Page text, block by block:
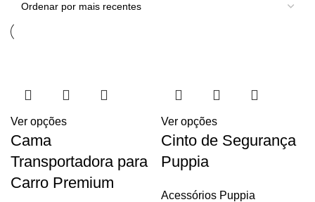
Ver opções
Cama
Transportadora para
Carro Premium
Ver opções
Cinto de Segurança
Puppia
Acessórios Puppia